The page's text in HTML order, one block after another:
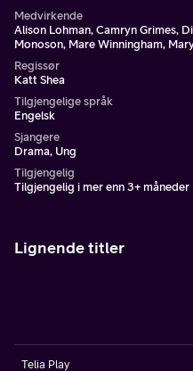
Medvirkende
Alison Lohman, Camryn Grimes,
Monoson, Mare Winningham,
Regissør
Katt Shea
Tilgjengelige språk
Engelsk
Sjangere
Drama, Ung
Tilgjengelig
Tilgjengelig i mer enn 3+ måneder
Lignende titler
Telia Play